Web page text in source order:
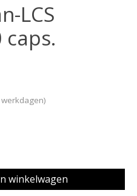
LCS
winkelwagen